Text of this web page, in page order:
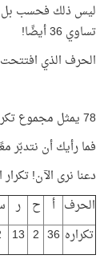
ليس ذلك فحسب بل
تساوي 36 أيضًا!
الحرف الذي افتتحت
78 يمثل مجموع تكرار الحروف المقطَّعة في القرآن!
فما رأيك أن نتدبّر
دعنا نرى الآن!
الحرف أ ح ر
تكراره 36
2
13